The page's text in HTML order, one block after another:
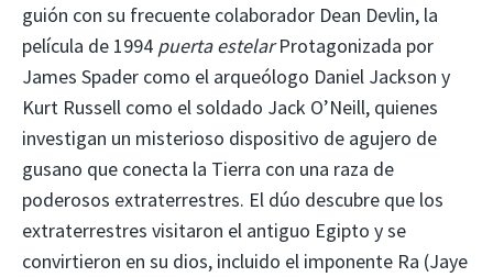
guión con su frecuente colaborador Dean Devlin, la
película de 1994 puerta estelarProtagonizada por
James Spader como el arqueólogo Daniel Jackson y
Kurt Russell como el soldado Jack O’Neill, quienes
investigan un misterioso dispositivo de agujero de
gusano que conecta la Tierra con una raza de
poderosos extraterrestres. El dúo descubre que los
extraterrestres visitaron el antiguo Egipto y se
convirtieron en su dios, incluido el imponente Ra (Jaye